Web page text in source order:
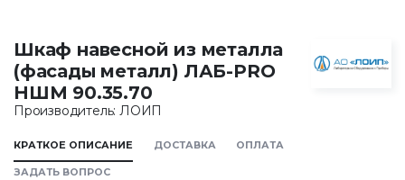
Шкаф навесной из металла
(фасады металл) ЛАБ-PRO
НШМ 90.35.70
Производитель: ЛОИП
КРАТКОЕ ОПИСАНИЕ ДОСТАВКА ОПЛАТА
ЗАДАТЬ ВОПРОС